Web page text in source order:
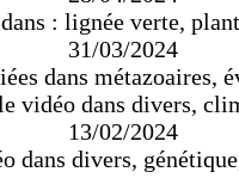
: lignée verte,
31/03/2024
dans métazoaires,
vidéo dans divers,
13/02/2024
dans divers,